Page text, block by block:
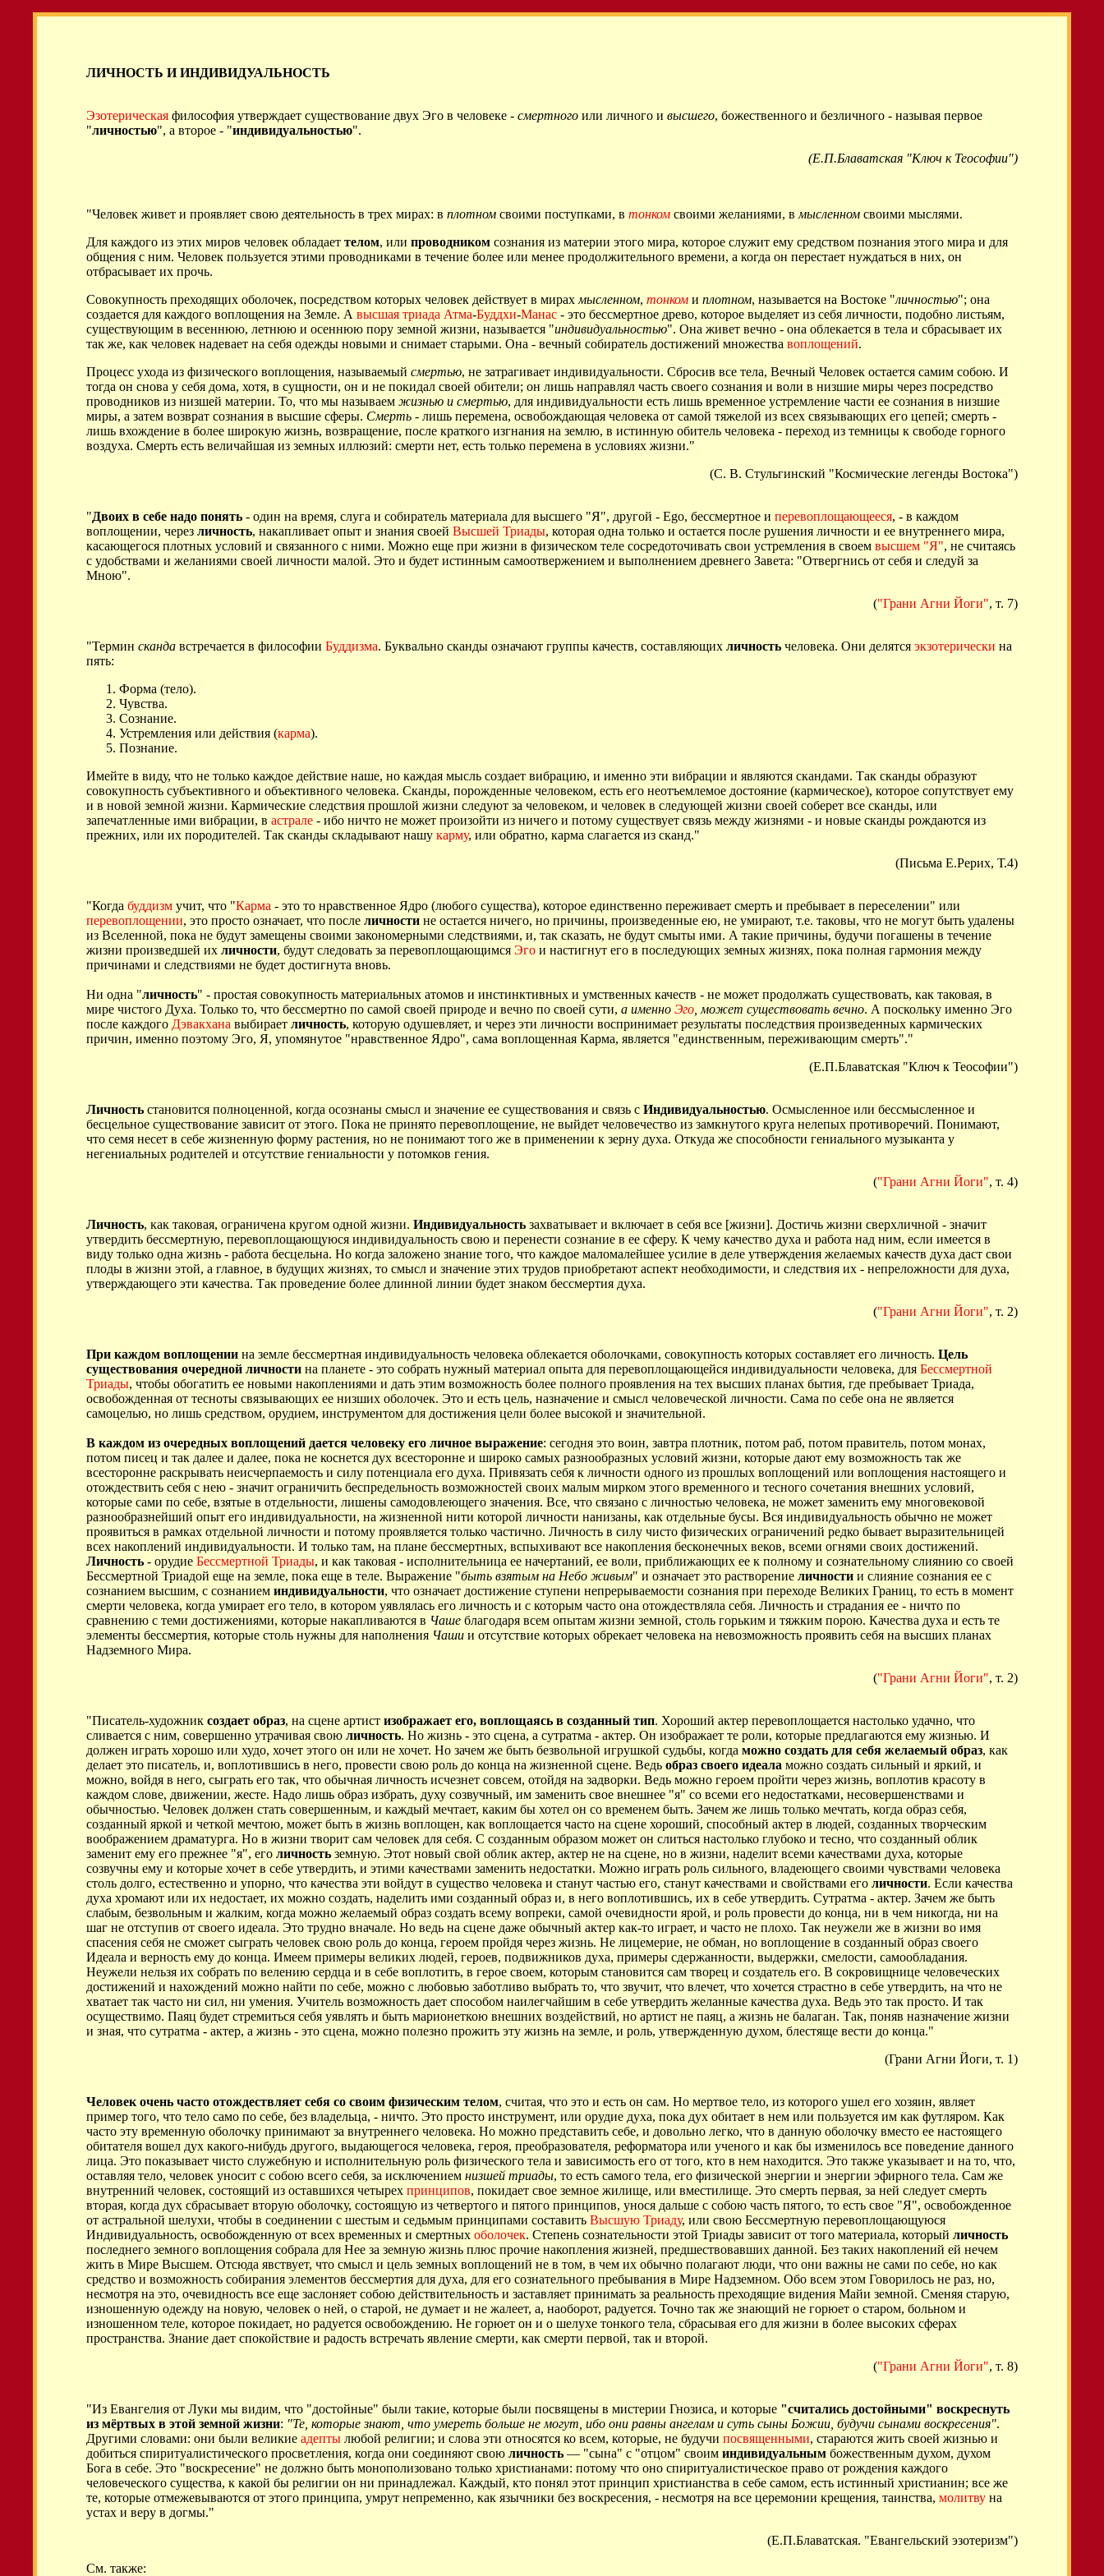
ЛИЧНОСТЬ И ИНДИВИДУАЛЬНОСТЬ
Эзотерическая философия утверждает существование двух Эго в человеке - смертного или личного и высшего, божественного и безличного - называя первое
"личностью", а второе - "индивидуальностью".
(Е.П.Блаватская "Ключ к Теософии")
"Человек живет и проявляет свою деятельность в трех мирах: в плотном своими поступками, в тонком своими желаниями, в мысленном своими мыслями.
Для каждого из этих миров человек обладает телом, или проводником сознания из материи этого мира, которое служит ему средством познания этого мира и для
общения с ним. Человек пользуется этими проводниками в течение более или менее продолжительного времени, а когда он перестает нуждаться в них, он
отбрасывает их прочь.
Совокупность преходящих оболочек, посредством которых человек действует в мирах мысленном, тонком и плотном, называется на Востоке "личностью"; она
создается для каждого воплощения на Земле. А высшая триада Атма-Буддхи-Манас - это бессмертное древо, которое выделяет из себя личности, подобно листьям,
существующим в весеннюю, летнюю и осеннюю пору земной жизни, называется "индивидуальностью". Она живет вечно - она облекается в тела и сбрасывает их
так же, как человек надевает на себя одежды новыми и снимает старыми. Она - вечный собиратель достижений множества воплощений.
Процесс ухода из физического воплощения, называемый смертью, не затрагивает индивидуальности. Сбросив все тела, Вечный Человек остается самим собою. И
тогда он снова у себя дома, хотя, в сущности, он и не покидал своей обители; он лишь направлял часть своего сознания и воли в низшие миры через посредство
проводников из низшей материи. То, что мы называем жизнью и смертью, для индивидуальности есть лишь временное устремление части ее сознания в низшие
миры, а затем возврат сознания в высшие сферы. Смерть - лишь перемена, освобождающая человека от самой тяжелой из всех связывающих его цепей; смерть -
лишь вхождение в более широкую жизнь, возвращение, после краткого изгнания на землю, в истинную обитель человека - переход из темницы к свободе горного
воздуха. Смерть есть величайшая из земных иллюзий: смерти нет, есть только перемена в условиях жизни."
(С. В. Стульгинский "Космические легенды Востока")
"Двоих в себе надо понять - один на время, слуга и собиратель материала для высшего "Я", другой - Ego, бессмертное и перевоплощающееся, - в каждом
воплощении, через личность, накапливает опыт и знания своей Высшей Триады, которая одна только и остается после рушения личности и ее внутреннего мира,
касающегося плотных условий и связанного с ними. Можно еще при жизни в физическом теле сосредоточивать свои устремления в своем высшем "Я", не считаясь
с удобствами и желаниями своей личности малой. Это и будет истинным самоотвержением и выполнением древнего Завета: "Отвергнись от себя и следуй за
Мною".
("Грани Агни Йоги", т. 7)
"Термин сканда встречается в философии Буддизма. Буквально сканды означают группы качеств, составляющих личность человека. Они делятся экзотерически на
пять:
Форма (тело).
Чувства.
Сознание.
Устремления или действия (карма).
Познание.
Имейте в виду, что не только каждое действие наше, но каждая мысль создает вибрацию, и именно эти вибрации и являются скандами. Так сканды образуют
совокупность субъективного и объективного человека. Сканды, порожденные человеком, есть его неотъемлемое достояние (кармическое), которое сопутствует ему
и в новой земной жизни. Кармические следствия прошлой жизни следуют за человеком, и человек в следующей жизни своей соберет все сканды, или
запечатленные ими вибрации, в астрале - ибо ничто не может произойти из ничего и потому существует связь между жизнями - и новые сканды рождаются из
прежних, или их породителей. Так сканды складывают нашу карму, или обратно, карма слагается из сканд."
(Письма Е.Рерих, Т.4)
"Когда буддизм учит, что "Карма - это то нравственное Ядро (любого существа), которое единственно переживает смерть и пребывает в переселении" или
перевоплощении, это просто означает, что после личности не остается ничего, но причины, произведенные ею, не умирают, т.е. таковы, что не могут быть удалены
из Вселенной, пока не будут замещены своими закономерными следствиями, и, так сказать, не будут смыты ими. А такие причины, будучи погашены в течение
жизни произведшей их личности, будут следовать за перевоплощающимся Эго и настигнут его в последующих земных жизнях, пока полная гармония между
причинами и следствиями не будет достигнута вновь.
Ни одна "личность" - простая совокупность материальных атомов и инстинктивных и умственных качеств - не может продолжать существовать, как таковая, в
мире чистого Духа. Только то, что бессмертно по самой своей природе и вечно по своей сути, а именно Эго , может существовать вечно. А поскольку именно Эго
после каждого Дэвакхана выбирает личность, которую одушевляет, и через эти личности воспринимает результаты последствия произведенных кармических
причин, именно поэтому Эго, Я, упомянутое "нравственное Ядро", сама воплощенная Карма, является "единственным, переживающим смерть"."
(Е.П.Блаватская "Ключ к Теософии")
Личность становится полноценной, когда осознаны смысл и значение ее существования и связь с Индивидуальностью. Осмысленное или бессмысленное и
бесцельное существование зависит от этого. Пока не принято перевоплощение, не выйдет человечество из замкнутого круга нелепых противоречий. Понимают,
что семя несет в себе жизненную форму растения, но не понимают того же в применении к зерну духа. Откуда же способности гениального музыканта у
негениальных родителей и отсутствие гениальности у потомков гения.
("Грани Агни Йоги", т. 4)
Личность, как таковая, ограничена кругом одной жизни. Индивидуальность захватывает и включает в себя все [жизни]. Достичь жизни сверхличной - значит
утвердить бессмертную, перевоплощающуюся индивидуальность свою и перенести сознание в ее сферу. К чему качество духа и работа над ним, если имеется в
виду только одна жизнь - работа бесцельна. Но когда заложено знание того, что каждое маломалейшее усилие в деле утверждения желаемых качеств духа даст свои
плоды в жизни этой, а главное, в будущих жизнях, то смысл и значение этих трудов приобретают аспект необходимости, и следствия их - непреложности для духа,
утверждающего эти качества. Так проведение более длинной линии будет знаком бессмертия духа.
("Грани Агни Йоги", т. 2)
При каждом воплощении на земле бессмертная индивидуальность человека облекается оболочками, совокупность которых составляет его личность. Цель
существования очередной личности на планете - это собрать нужный материал опыта для перевоплощающейся индивидуальности человека, для Бессмертной
Триады, чтобы обогатить ее новыми накоплениями и дать этим возможность более полного проявления на тех высших планах бытия, где пребывает Триада,
освобожденная от тесноты связывающих ее низших оболочек. Это и есть цель, назначение и смысл человеческой личности. Сама по себе она не является
самоцелью, но лишь средством, орудием, инструментом для достижения цели более высокой и значительной.
В каждом из очередных воплощений дается человеку его личное выражение: сегодня это воин, завтра плотник, потом раб, потом правитель, потом монах,
потом писец и так далее и далее, пока не коснется дух всесторонне и широко самых разнообразных условий жизни, которые дают ему возможность так же
всесторонне раскрывать неисчерпаемость и силу потенциала его духа. Привязать себя к личности одного из прошлых воплощений или воплощения настоящего и
отождествить себя с нею - значит ограничить беспредельность возможностей своих малым мирком этого временного и тесного сочетания внешних условий,
которые сами по себе, взятые в отдельности, лишены самодовлеющего значения. Все, что связано с личностью человека, не может заменить ему многовековой
разнообразнейший опыт его индивидуальности, на жизненной нити которой личности нанизаны, как отдельные бусы. Вся индивидуальность обычно не может
проявиться в рамках отдельной личности и потому проявляется только частично. Личность в силу чисто физических ограничений редко бывает выразительницей
всех накоплений индивидуальности. И только там, на плане бессмертных, вспыхивают все накопления бесконечных веков, всеми огнями своих достижений.
Личность - орудие Бессмертной Триады, и как таковая - исполнительница ее начертаний, ее воли, приближающих ее к полному и сознательному слиянию со своей
Бессмертной Триадой еще на земле, пока еще в теле. Выражение "быть взятым на Небо живым" и означает это растворение личности и слияние сознания ее с
сознанием высшим, с сознанием индивидуальности, что означает достижение ступени непрерываемости сознания при переходе Великих Границ, то есть в момент
смерти человека, когда умирает его тело, в котором уявлялась его личность и с которым часто она отождествляла себя. Личность и страдания ее - ничто по
сравнению с теми достижениями, которые накапливаются в Чаше благодаря всем опытам жизни земной, столь горьким и тяжким порою. Качества духа и есть те
элементы бессмертия, которые столь нужны для наполнения Чаши и отсутствие которых обрекает человека на невозможность проявить себя на высших планах
Надземного Мира.
("Грани Агни Йоги", т. 2)
"Писатель-художник создает образ, на сцене артист изображает его, воплощаясь в созданный тип. Хороший актер перевоплощается настолько удачно, что
сливается с ним, совершенно утрачивая свою личность. Но жизнь - это сцена, а сутратма - актер. Он изображает те роли, которые предлагаются ему жизнью. И
должен играть хорошо или худо, хочет этого он или не хочет. Но зачем же быть безвольной игрушкой судьбы, когда можно создать для себя желаемый образ, как
делает это писатель, и, воплотившись в него, провести свою роль до конца на жизненной сцене. Ведь образ своего идеала можно создать сильный и яркий, и
можно, войдя в него, сыграть его так, что обычная личность исчезнет совсем, отойдя на задворки. Ведь можно героем пройти через жизнь, воплотив красоту в
каждом слове, движении, жесте. Надо лишь образ избрать, духу созвучный, им заменить свое внешнее "я" со всеми его недостатками, несовершенствами и
обычностью. Человек должен стать совершенным, и каждый мечтает, каким бы хотел он со временем быть. Зачем же лишь только мечтать, когда образ себя,
созданный яркой и четкой мечтою, может быть в жизнь воплощен, как воплощается часто на сцене хороший, способный актер в людей, созданных творческим
воображением драматурга. Но в жизни творит сам человек для себя. С созданным образом может он слиться настолько глубоко и тесно, что созданный облик
заменит ему его прежнее "я", его личность земную. Этот новый свой облик актер, актер не на сцене, но в жизни, наделит всеми качествами духа, которые
созвучны ему и которые хочет в себе утвердить, и этими качествами заменить недостатки. Можно играть роль сильного, владеющего своими чувствами человека
столь долго, естественно и упорно, что качества эти войдут в существо человека и станут частью его, станут качествами и свойствами его личности. Если качества
духа хромают или их недостает, их можно создать, наделить ими созданный образ и, в него воплотившись, их в себе утвердить. Сутратма - актер. Зачем же быть
слабым, безвольным и жалким, когда можно желаемый образ создать всему вопреки, самой очевидности ярой, и роль провести до конца, ни в чем никогда, ни на
шаг не отступив от своего идеала. Это трудно вначале. Но ведь на сцене даже обычный актер как-то играет, и часто не плохо. Так неужели же в жизни во имя
спасения себя не сможет сыграть человек свою роль до конца, героем пройдя через жизнь. Не лицемерие, не обман, но воплощение в созданный образ своего
Идеала и верность ему до конца. Имеем примеры великих людей, героев, подвижников духа, примеры сдержанности, выдержки, смелости, самообладания.
Неужели нельзя их собрать по велению сердца и в себе воплотить, в герое своем, которым становится сам творец и создатель его. В сокровищнице человеческих
достижений и нахождений можно найти по себе, можно с любовью заботливо выбрать то, что звучит, что влечет, что хочется страстно в себе утвердить, на что не
хватает так часто ни сил, ни умения. Учитель возможность дает способом наилегчайшим в себе утвердить желанные качества духа. Ведь это так просто. И так
осуществимо. Паяц будет стремиться себя уявлять и быть марионеткою внешних воздействий, но артист не паяц, а жизнь не балаган. Так, поняв назначение жизни
и зная, что сутратма - актер, а жизнь - это сцена, можно полезно прожить эту жизнь на земле, и роль, утвержденную духом, блестяще вести до конца."
(Грани Агни Йоги, т. 1)
Человек очень часто отождествляет себя со своим физическим телом, считая, что это и есть он сам. Но мертвое тело, из которого ушел его хозяин, являет
пример того, что тело само по себе, без владельца, - ничто. Это просто инструмент, или орудие духа, пока дух обитает в нем или пользуется им как футляром. Как
часто эту временную оболочку принимают за внутреннего человека. Но можно представить себе, и довольно легко, что в данную оболочку вместо ее настоящего
обитателя вошел дух какого-нибудь другого, выдающегося человека, героя, преобразователя, реформатора или ученого и как бы изменилось все поведение данного
лица. Это показывает чисто служебную и исполнительную роль физического тела и зависимость его от того, кто в нем находится. Это также указывает и на то, что,
оставляя тело, человек уносит с собою всего себя, за исключением низшей триады, то есть самого тела, его физической энергии и энергии эфирного тела. Сам же
внутренний человек, состоящий из оставшихся четырех принципов, покидает свое земное жилище, или вместилище. Это смерть первая, за ней следует смерть
вторая, когда дух сбрасывает вторую оболочку, состоящую из четвертого и пятого принципов, унося дальше с собою часть пятого, то есть свое "Я", освобожденное
от астральной шелухи, чтобы в соединении с шестым и седьмым принципами составить Высшую Триаду, или свою Бессмертную перевоплощающуюся
Индивидуальность, освобожденную от всех временных и смертных оболочек. Степень сознательности этой Триады зависит от того материала, который личность
последнего земного воплощения собрала для Нее за земную жизнь плюс прочие накопления жизней, предшествовавших данной. Без таких накоплений ей нечем
жить в Мире Высшем. Отсюда явствует, что смысл и цель земных воплощений не в том, в чем их обычно полагают люди, что они важны не сами по себе, но как
средство и возможность собирания элементов бессмертия для духа, для его сознательного пребывания в Мире Надземном. Обо всем этом Говорилось не раз, но,
несмотря на это, очевидность все еще заслоняет собою действительность и заставляет принимать за реальность преходящие видения Майи земной. Сменяя старую,
изношенную одежду на новую, человек о ней, о старой, не думает и не жалеет, а, наоборот, радуется. Точно так же знающий не горюет о старом, больном и
изношенном теле, которое покидает, но радуется освобождению. Не горюет он и о шелухе тонкого тела, сбрасывая его для жизни в более высоких сферах
пространства. Знание дает спокойствие и радость встречать явление смерти, как смерти первой, так и второй.
("Грани Агни Йоги", т. 8)
"Из Евангелия от Луки мы видим, что "достойные" были такие, которые были посвящены в мистерии Гнозиса, и которые "считались достойными" воскреснуть
из мёртвых в этой земной жизни: "Те, которые знают, что умереть больше не могут, ибо они равны ангелам и суть сыны Божии, будучи сынами воскресения".
Другими словами: они были великие адепты любой религии; и слова эти относятся ко всем, которые, не будучи посвященными, стараются жить своей жизнью и
добиться спиритуалистического просветления, когда они соединяют свою личность — "сына" с "отцом" своим индивидуальным божественным духом, духом
Бога в себе. Это "воскресение" не должно быть монополизовано только христианами: потому что оно спиритуалистическое право от рождения каждого
человеческого существа, к какой бы религии он ни принадлежал. Каждый, кто понял этот принцип христианства в себе самом, есть истинный христианин; все же
те, которые отмежевываются от этого принципа, умрут непременно, как язычники без воскресения, - несмотря на все церемонии крещения, таинства, молитву на
устах и веру в догмы."
(Е.П.Блаватская. "Евангельский эзотеризм")
См. также: